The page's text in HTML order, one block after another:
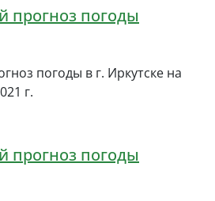
прогноз погоды
погоды в г. Иркутске на
г.
прогноз погоды